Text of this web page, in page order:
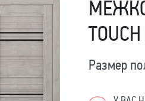
Размер